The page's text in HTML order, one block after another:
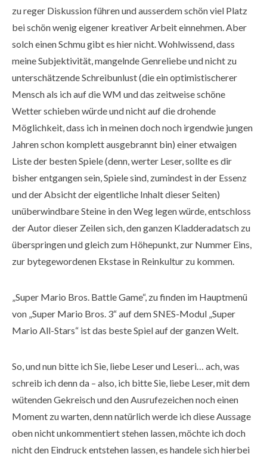
zu reger Diskussion führen und ausserdem schön viel Platz
bei schön wenig eigener kreativer Arbeit einnehmen. Aber
solch einen Schmu gibt es hier nicht. Wohlwissend, dass
meine Subjektivität, mangelnde Genreliebe und nicht zu
unterschätzende Schreibunlust (die ein optimistischerer
Mensch als ich auf die WM und das zeitweise schöne
Wetter schieben würde und nicht auf die drohende
Möglichkeit, dass ich in meinen doch noch irgendwie jungen
Jahren schon komplett ausgebrannt bin) einer etwaigen
Liste der besten Spiele (denn, werter Leser, sollte es dir
bisher entgangen sein, Spiele sind, zumindest in der Essenz
und der Absicht der eigentliche Inhalt dieser Seiten)
unüberwindbare Steine in den Weg legen würde, entschloss
der Autor dieser Zeilen sich, den ganzen Kladderadatsch zu
überspringen und gleich zum Höhepunkt, zur Nummer Eins,
zur bytegewordenen Ekstase in Reinkultur zu kommen.
„Super Mario Bros. Battle Game“, zu finden im Hauptmenü
von „Super Mario Bros. 3“ auf dem SNES-Modul „Super
Mario All-Stars“ ist das beste Spiel auf der ganzen Welt.
So, und nun bitte ich Sie, liebe Leser und Leseri… ach, was
schreib ich denn da – also, ich bitte Sie, liebe Leser, mit dem
wütenden Gekreisch und den Ausrufezeichen noch einen
Moment zu warten, denn natürlich werde ich diese Aussage
oben nicht unkommentiert stehen lassen, möchte ich doch
nicht den Eindruck entstehen lassen, es handele sich hierbei